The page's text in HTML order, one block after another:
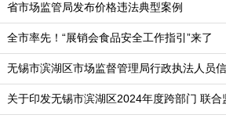
省市场监管局发布价格违法典型案例
全市率先！“展销会食品安全工作指引”来了
无锡市滨湖区市场监督管理局行政执法人员
关于印发无锡市滨湖区2024年度跨部门 联合